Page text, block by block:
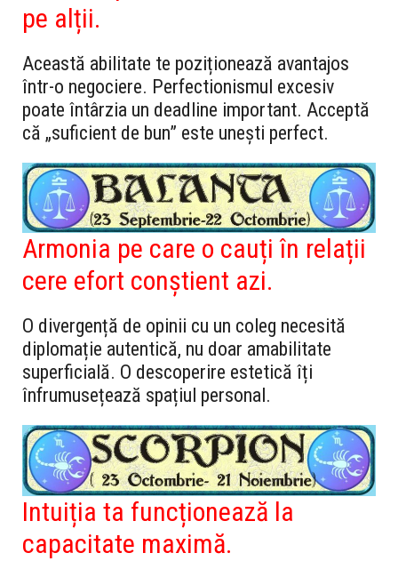
pe alții.
Această abilitate te poziționează avantajos
într-o negociere. Perfectionismul excesiv
poate întârzia un deadline important. Acceptă
că „suficient de bun” este unești perfect.
Armonia pe care o cauți în relații
cere efort conștient azi.
O divergență de opinii cu un coleg necesită
diplomație autentică, nu doar amabilitate
superficială. O descoperire estetică îți
înfrumusețează spațiul personal.
Intuiția ta funcționează la
capacitate maximă.